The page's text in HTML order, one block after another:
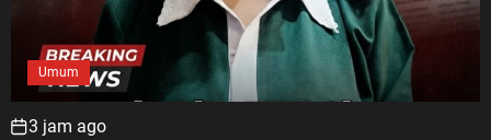
Umum
3 jam ago